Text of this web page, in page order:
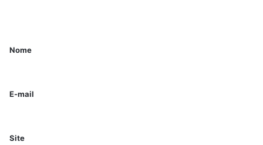
Nome
E-mail
Site